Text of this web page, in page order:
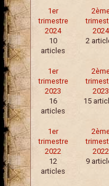
1er
trimestre
2024
10
articles
2024
2
1er
trimestre
2023
16
articles
2023
15
1er
trimestre
2022
12
articles
2022
9